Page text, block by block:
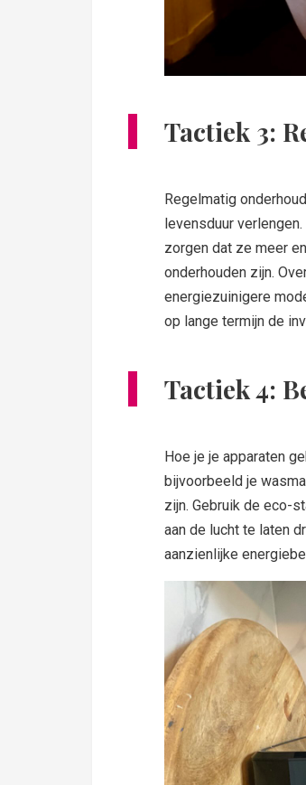
Tactiek 3:
Regelmatig
levensduur
zorgen dat ze meer
onderhouden zijn.
energiezuinigere
op lange termijn de
Tactiek 4:
Hoe je je apparaten
bijvoorbeeld je
zijn. Gebruik de eco-
aan de lucht te laten
aanzienlijke